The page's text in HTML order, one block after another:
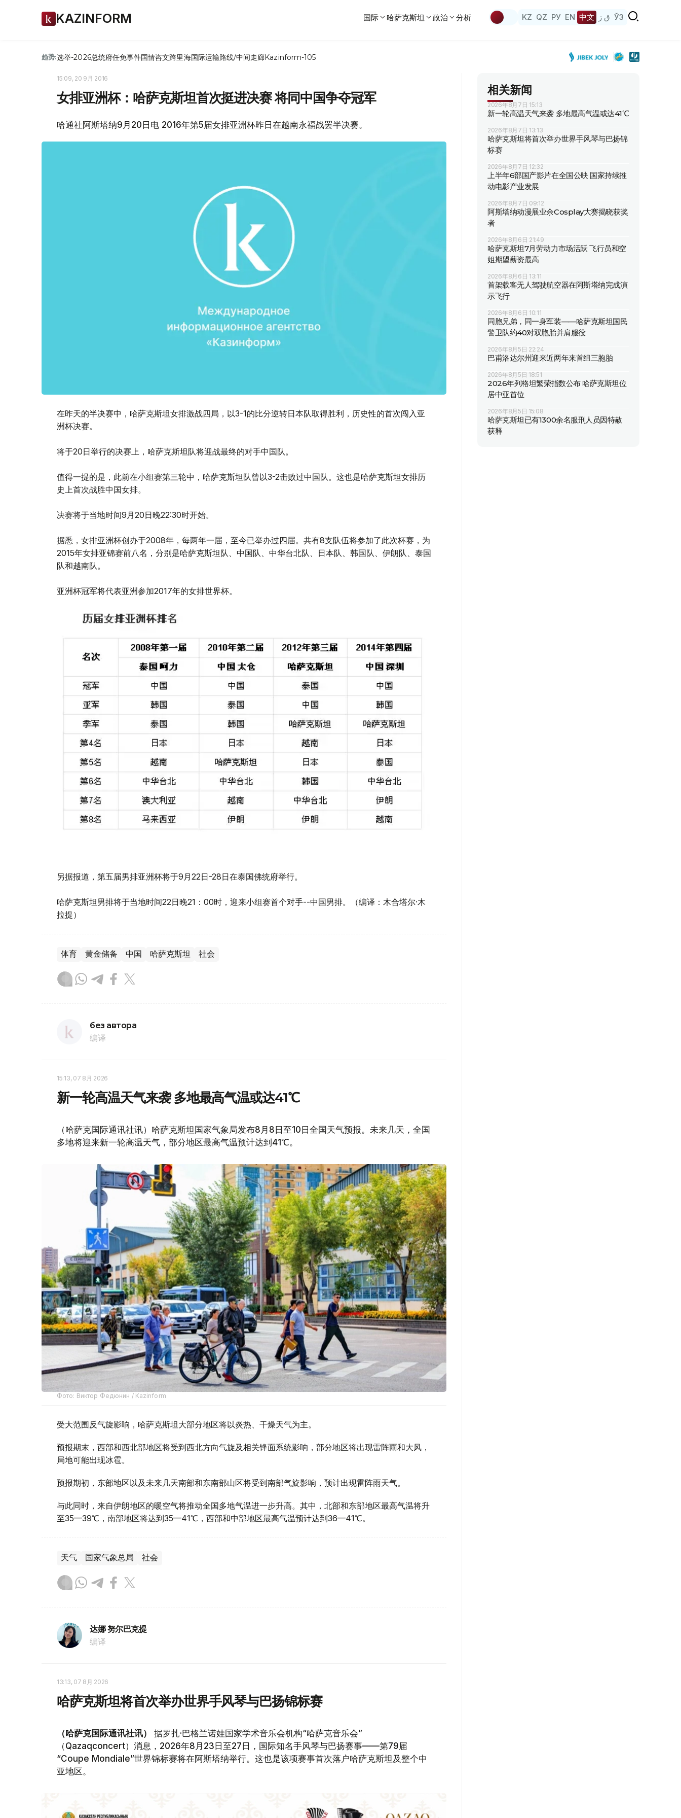
KAZINFORM 国际 哈萨克斯坦 政治 分析 KZ QZ РУ EN 中文 ق ز ЎЗ
趋势:选举-2026总统府任免事件国情咨文跨里海国际运输路线/中间走廊Kazinform-105
15:09, 20 9月 2016
女排亚洲杯：哈萨克斯坦首次挺进决赛 将同中国争夺冠军
哈通社阿斯塔纳9月20日电 2016年第5届女排亚洲杯昨日在越南永福战罢半决赛。
在昨天的半决赛中，哈萨克斯坦女排激战四局，以3-1的比分逆转日本队取得胜利，历史性的首次闯入亚
洲杯决赛。
将于20日举行的决赛上，哈萨克斯坦队将迎战最终的对手中国队。
值得一提的是，此前在小组赛第三轮中，哈萨克斯坦队曾以3-2击败过中国队。这也是哈萨克斯坦女排历
史上首次战胜中国女排。
决赛将于当地时间9月20日晚22:30时开始。
据悉，女排亚洲杯创办于2008年，每两年一届，至今已举办过四届。共有8支队伍将参加了此次杯赛，为
2015年女排亚锦赛前八名，分别是哈萨克斯坦队、中国队、中华台北队、日本队、韩国队、伊朗队、泰国
队和越南队。
亚洲杯冠军将代表亚洲参加2017年的女排世界杯。
另据报道，第五届男排亚洲杯将于9月22日-28日在泰国佛统府举行。
哈萨克斯坦男排将于当地时间22日晚21：00时，迎来小组赛首个对手--中国男排。（编译：木合塔尔·木
拉提）
体育 黄金储备 中国 哈萨克斯坦 社会
без автора
编译
15:13, 07 8月 2026
新一轮高温天气来袭 多地最高气温或达41℃
（哈萨克国际通讯社讯）哈萨克斯坦国家气象局发布8月8日至10日全国天气预报。未来几天，全国
多地将迎来新一轮高温天气，部分地区最高气温预计达到41℃。
Фото: Виктор Федюнин / Kazinform
受大范围反气旋影响，哈萨克斯坦大部分地区将以炎热、干燥天气为主。
预报期末，西部和西北部地区将受到西北方向气旋及相关锋面系统影响，部分地区将出现雷阵雨和大风，
局地可能出现冰雹。
预报期初，东部地区以及未来几天南部和东南部山区将受到南部气旋影响，预计出现雷阵雨天气。
与此同时，来自伊朗地区的暖空气将推动全国多地气温进一步升高。其中，北部和东部地区最高气温将升
至35—39℃，南部地区将达到35—41℃，西部和中部地区最高气温预计达到36—41℃。
天气 国家气象总局 社会
达娜 努尔巴克提
编译
13:13, 07 8月 2026
哈萨克斯坦将首次举办世界手风琴与巴扬锦标赛
（哈萨克国际通讯社讯）
据罗扎·巴格兰诺娃国家学术音乐会机构“哈萨克音乐会”
（Qazaqconcert）消息，2026年8月23日至27日，国际知名手风琴与巴扬赛事——第79届
“Coupe Mondiale”世界锦标赛将在阿斯塔纳举行。这也是该项赛事首次落户哈萨克斯坦及整个中
亚地区。
相关新闻
2026年8月7日 15:13
新一轮高温天气来袭 多地最高气温或达41℃
2026年8月7日 13:13
哈萨克斯坦将首次举办世界手风琴与巴扬锦
标赛
2026年8月7日 12:32
上半年6部国产影片在全国公映 国家持续推
动电影产业发展
2026年8月7日 09:12
阿斯塔纳动漫展业余Cosplay大赛揭晓获奖
者
2026年8月6日 21:49
哈萨克斯坦7月劳动力市场活跃 飞行员和空
姐期望薪资最高
2026年8月6日 13:11
首架载客无人驾驶航空器在阿斯塔纳完成演
示飞行
2026年8月6日 10:11
同胞兄弟，同一身军装——哈萨克斯坦国民
警卫队约40对双胞胎并肩服役
2026年8月5日 22:24
巴甫洛达尔州迎来近两年来首组三胞胎
2026年8月5日 18:51
2026年列格坦繁荣指数公布 哈萨克斯坦位
居中亚首位
2026年8月5日 15:08
哈萨克斯坦已有1300余名服刑人员因特赦
获释